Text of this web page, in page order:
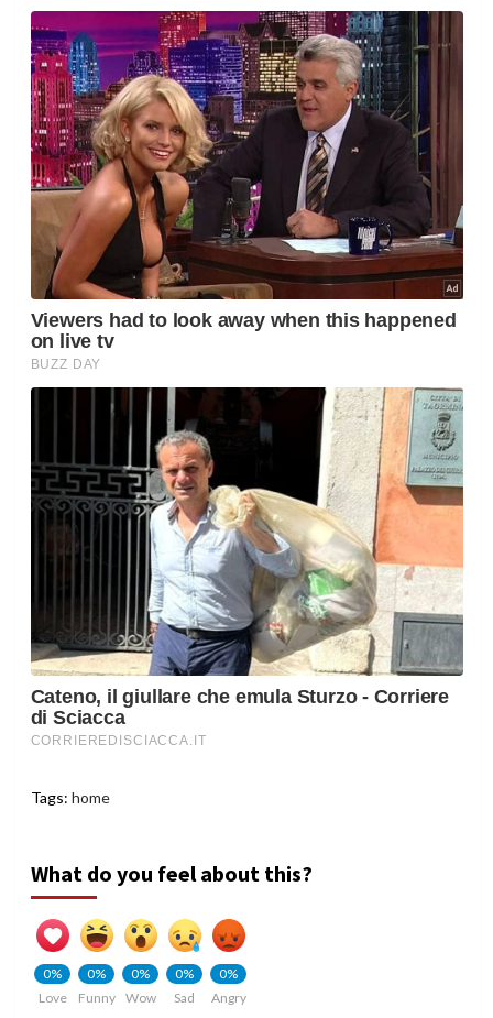
Tags: home
What do you feel about this?
0%
Love
0%
Funny
0%
Wow
0%
Sad
0%
Angry